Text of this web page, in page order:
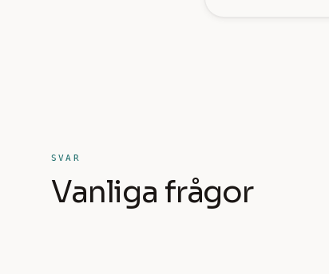
SVAR
Vanliga frågor